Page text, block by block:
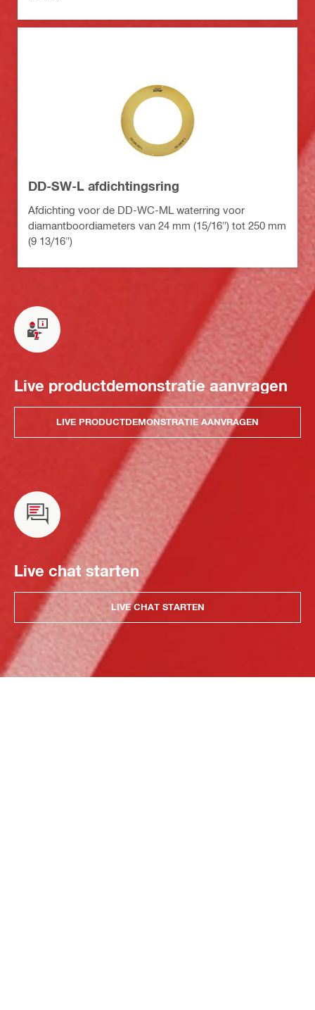
DD-SW-L afdichtingsring
Afdichting voor de DD-WC-ML waterring voor
diamantboordiameters van 24 mm (15/16") tot 250 mm
(9 13/16")
Live productdemonstratie aanvragen
LIVE PRODUCTDEMONSTRATIE AANVRAGEN
Live chat starten
LIVE CHAT STARTEN